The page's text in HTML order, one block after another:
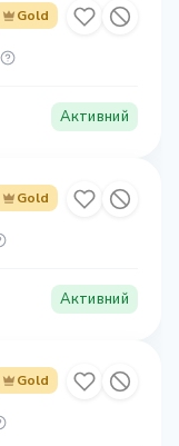
Gold
Активний
Gold
Активний
Gold